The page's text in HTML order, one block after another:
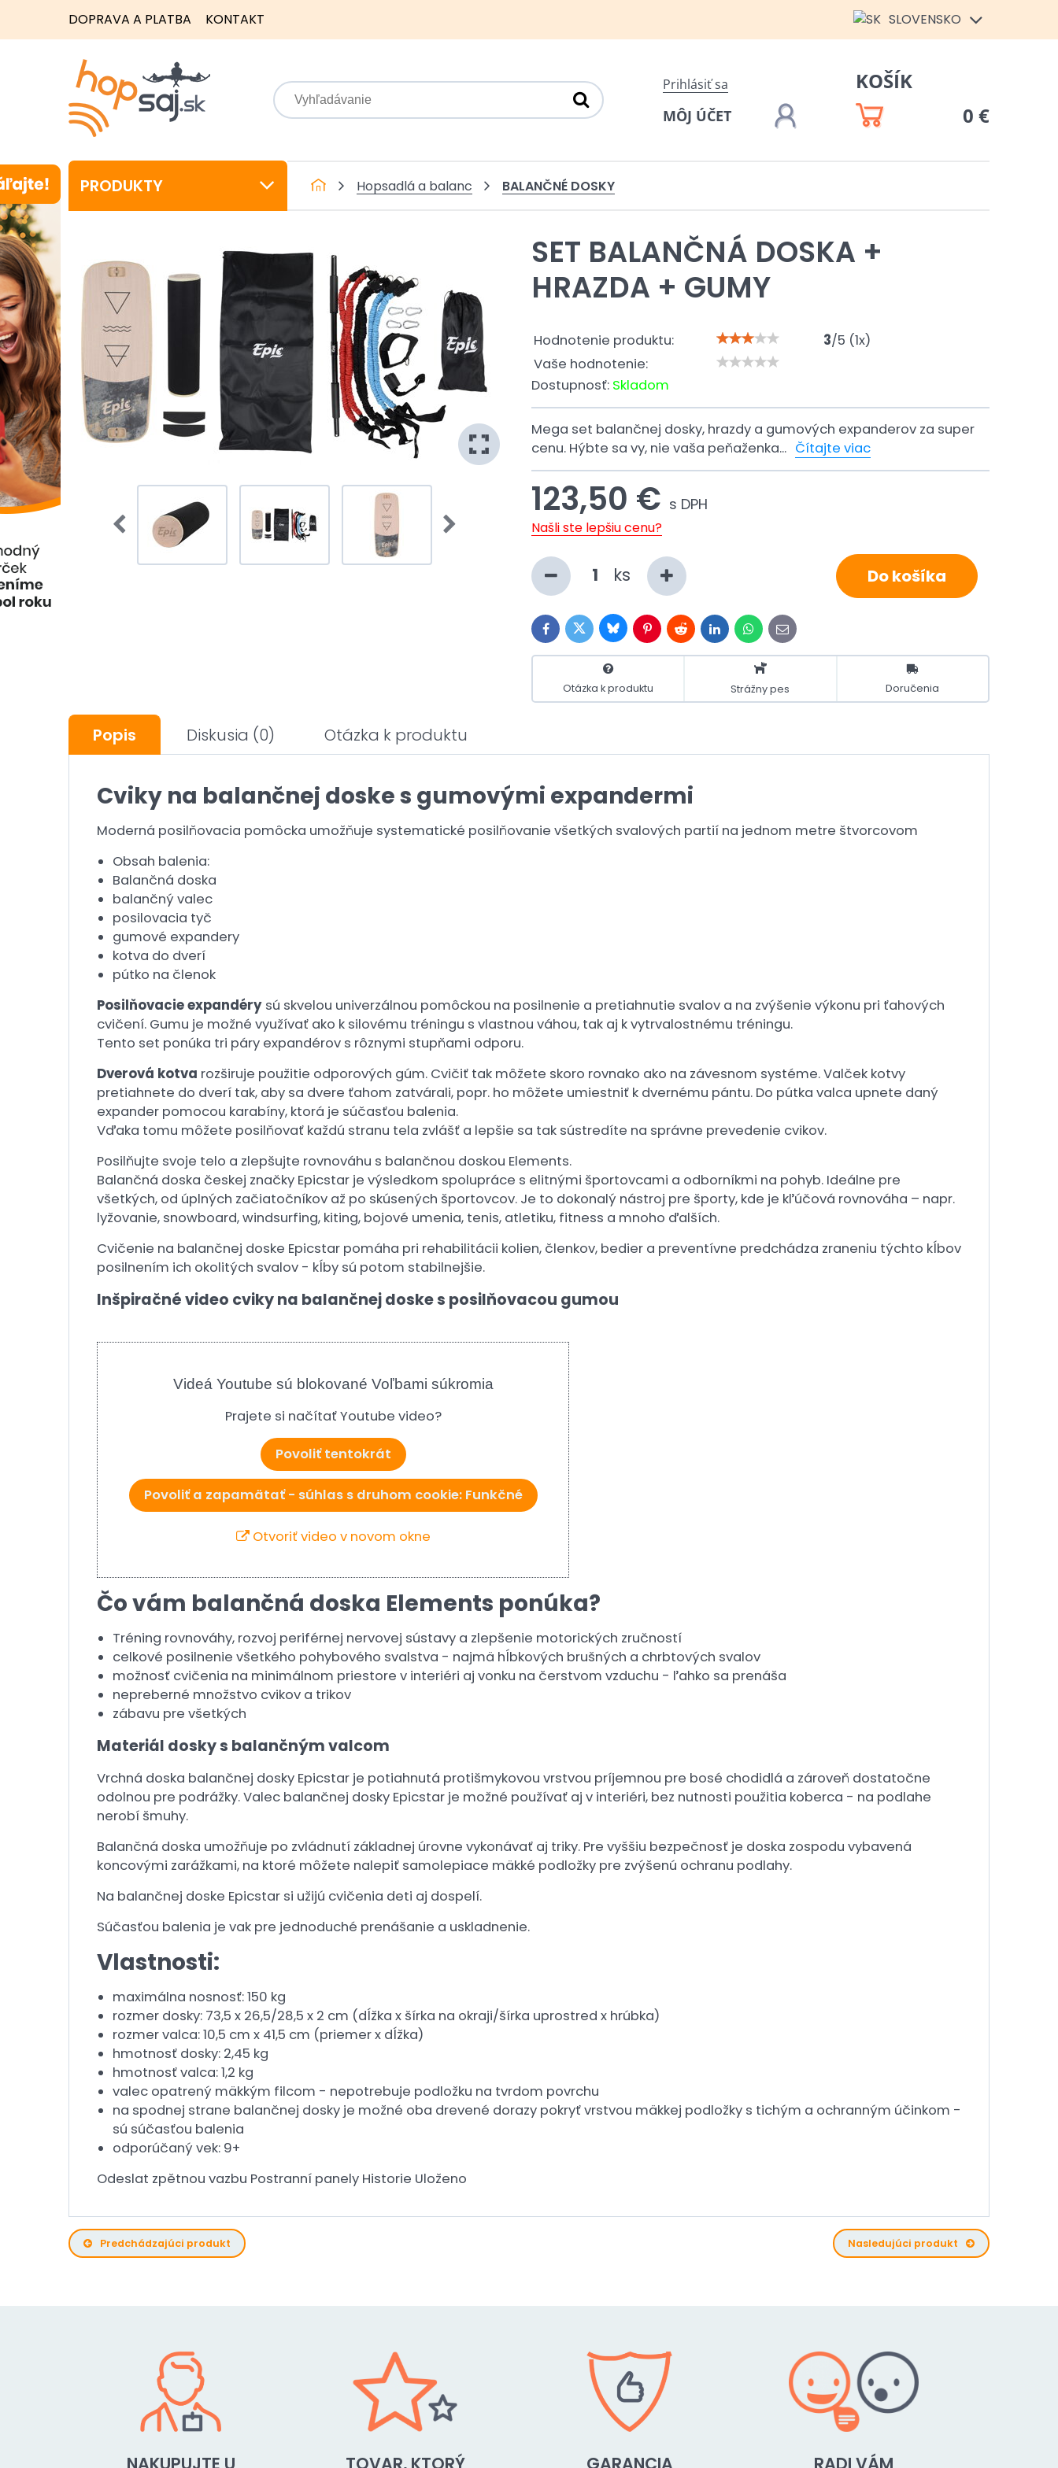
DOPRAVA A PLATBA KONTAKT SLOVENSKO
Prihlásiť sa
MÔJ ÚČET
KOŠÍK
0 €
PRODUKTY Hopsadlá a balanc BALANČNÉ DOSKY
SET BALANČNÁ DOSKA +
HRAZDA + GUMY
Hodnotenie produktu: 3/5 (1x)
Vaše hodnotenie:
Dostupnosť: Skladom
Mega set balančnej dosky, hrazdy a gumových expanderov za super
cenu. Hýbte sa vy, nie vaša peňaženka... Čítajte viac
123,50 € s DPH
Našli ste lepšiu cenu?
ks Do košíka
FacebookTwitterBlueskyPinterestRedditLinkedInWhatsApp
E-
mail
Otázka k produktu Strážny pes Doručenia
Popis Diskusia (0) Otázka k produktu
Cviky na balančnej doske s gumovými expandermi
Moderná posilňovacia pomôcka umožňuje systematické posilňovanie všetkých svalových partií na jednom metre štvorcovom
Obsah balenia:
Balančná doska
balančný valec
posilovacia tyč
gumové expandery
kotva do dverí
pútko na členok
Posilňovacie expandéry sú skvelou univerzálnou pomôckou na posilnenie a pretiahnutie svalov a na zvýšenie výkonu pri ťahových
cvičení. Gumu je možné využívať ako k silovému tréningu s vlastnou váhou, tak aj k vytrvalostnému tréningu.
Tento set ponúka tri páry expandérov s rôznymi stupňami odporu.
Dverová kotva rozširuje použitie odporových gúm. Cvičiť tak môžete skoro rovnako ako na závesnom systéme. Valček kotvy
pretiahnete do dverí tak, aby sa dvere ťahom zatvárali, popr. ho môžete umiestniť k dvernému pántu. Do pútka valca upnete daný
expander pomocou karabíny, ktorá je súčasťou balenia.
Vďaka tomu môžete posilňovať každú stranu tela zvlášť a lepšie sa tak sústredíte na správne prevedenie cvikov.
Posilňujte svoje telo a zlepšujte rovnováhu s balančnou doskou Elements.
Balančná doska českej značky Epicstar je výsledkom spolupráce s elitnými športovcami a odborníkmi na pohyb. Ideálne pre
všetkých, od úplných začiatočníkov až po skúsených športovcov. Je to dokonalý nástroj pre športy, kde je kľúčová rovnováha – napr.
lyžovanie, snowboard, windsurfing, kiting, bojové umenia, tenis, atletiku, fitness a mnoho ďalších.
Cvičenie na balančnej doske Epicstar pomáha pri rehabilitácii kolien, členkov, bedier a preventívne predchádza zraneniu týchto kĺbov
posilnením ich okolitých svalov - kĺby sú potom stabilnejšie.
Inšpiračné video cviky na balančnej doske s posilňovacou gumou
Videá Youtube sú blokované Voľbami súkromia
Prajete si načítať Youtube video?
Povoliť tentokrát
Povoliť a zapamätať - súhlas s druhom cookie: Funkčné
Otvoriť video v novom okne
Čo vám balančná doska Elements ponúka?
Tréning rovnováhy, rozvoj periférnej nervovej sústavy a zlepšenie motorických zručností
celkové posilnenie všetkého pohybového svalstva - najmä hĺbkových brušných a chrbtových svalov
možnosť cvičenia na minimálnom priestore v interiéri aj vonku na čerstvom vzduchu - ľahko sa prenáša
nepreberné množstvo cvikov a trikov
zábavu pre všetkých
Materiál dosky s balančným valcom
Vrchná doska balančnej dosky Epicstar je potiahnutá protišmykovou vrstvou príjemnou pre bosé chodidlá a zároveň dostatočne
odolnou pre podrážky. Valec balančnej dosky Epicstar je možné používať aj v interiéri, bez nutnosti použitia koberca - na podlahe
nerobí šmuhy.
Balančná doska umožňuje po zvládnutí základnej úrovne vykonávať aj triky. Pre vyššiu bezpečnosť je doska zospodu vybavená
koncovými zarážkami, na ktoré môžete nalepiť samolepiace mäkké podložky pre zvýšenú ochranu podlahy.
Na balančnej doske Epicstar si užijú cvičenia deti aj dospelí.
Súčasťou balenia je vak pre jednoduché prenášanie a uskladnenie.
Vlastnosti:
maximálna nosnosť: 150 kg
rozmer dosky: 73,5 x 26,5/28,5 x 2 cm (dĺžka x šírka na okraji/šírka uprostred x hrúbka)
rozmer valca: 10,5 cm x 41,5 cm (priemer x dĺžka)
hmotnosť dosky: 2,45 kg
hmotnosť valca: 1,2 kg
valec opatrený mäkkým filcom - nepotrebuje podložku na tvrdom povrchu
na spodnej strane balančnej dosky je možné oba drevené dorazy pokryť vrstvou mäkkej podložky s tichým a ochranným účinkom -
sú súčasťou balenia
odporúčaný vek: 9+
Odeslat zpětnou vazbu Postranní panely Historie Uloženo
Predchádzajúci produkt Nasledujúci produkt
NAKUPUJTE U
TOVAR, KTORÝ
GARANCIA
RADI VÁM